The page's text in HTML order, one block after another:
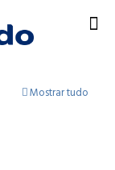
Mostrar tudo